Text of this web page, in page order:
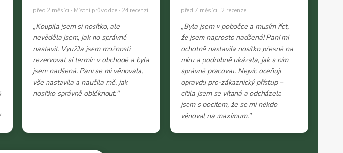
před 2 měsíci · Místní průvodce · 24 recenzí
„Koupila jsem si nosítko, ale
nevěděla jsem, jak ho správně
nastavit. Využila jsem možnosti
rezervovat si termín v obchodě a byla
jsem nadšená. Paní se mi věnovala,
vše nastavila a naučila mě, jak
nosítko správně obléknout."
před 7 měsíci · 2 recenze
„Byla jsem v pobočce a musím říct,
že jsem naprosto nadšená! Paní mi
ochotně nastavila nosítko přesně na
míru a podrobně ukázala, jak s ním
správně pracovat. Nejvíc oceňuji
opravdu pro-zákaznický přístup –
cítila jsem se vítaná a odcházela
jsem s pocitem, že se mi někdo
věnoval na maximum."